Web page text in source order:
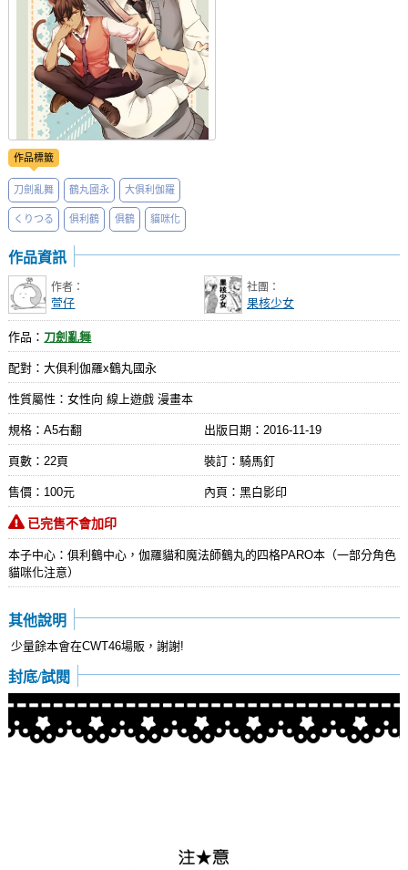
作品標籤
刀劍亂舞 鶴丸國永 大俱利伽羅
くりつる 俱利鶴 俱鶴 貓咪化
作品資訊
作者：
萱仔
社團：
果核少女
作品： 刀劍亂舞
配對：大俱利伽羅x鶴丸國永
性質屬性：女性向 線上遊戲 漫畫本
規格：A5右翻 出版日期： 2016-11-19
頁數：22頁 裝訂：騎馬釘
售價：100元 內頁：黑白影印
已完售不會加印
本子中心：俱利鶴中心，伽羅貓和魔法師鶴丸的四格PARO本（一部分角色
貓咪化注意）
其他說明
少量餘本會在CWT46場販，謝謝!
封底/試閱